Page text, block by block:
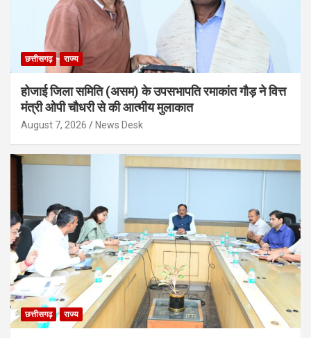
छत्तीसगढ़ राज्य
होजाई जिला समिति (असम) के उपसभापति रमाकांत गौड़ ने वित्त
मंत्री ओपी चौधरी से की आत्मीय मुलाकात
August 7, 2026 News Desk
छत्तीसगढ़ राज्य